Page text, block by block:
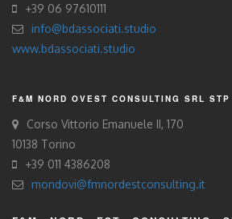
+39 06 97610111
info@bdassociati.studio
www.bdassociati.studio
F&M NORD OVEST CONSULTING SRL STP
Corso Vittorio Emanuele II, 170
10138 Torino
+39 011 4386208
mondovi@fmnordestconsulting.it